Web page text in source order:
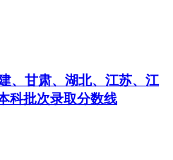
、甘肃、湖北、江苏、江
科批次录取分数线